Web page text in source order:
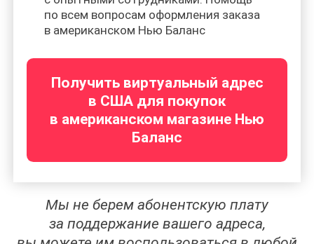
по всем вопросам оформления заказа
в американском Нью Баланс
Получить виртуальный адрес
в США для покупок
в американском магазине Нью
Баланс
Мы не берем абонентскую плату
за поддержание вашего адреса,